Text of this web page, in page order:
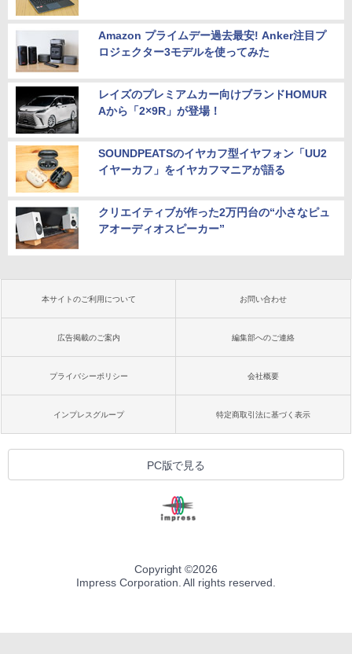
Amazon プライムデー過去最安! Anker注目プ
ロジェクター3モデルを使ってみた
レイズのプレミアムカー向けブランドHOMUR
Aから「2×9R」が登場！
SOUNDPEATSのイヤカフ型イヤフォン「UU2
イヤーカフ」をイヤカフマニアが語る
クリエイティブが作った2万円台の“小さなピュ
アオーディオスピーカー”
本サイトのご利用について お問い合わせ
広告掲載のご案内 編集部へのご連絡
プライバシーポリシー 会社概要
インプレスグループ 特定商取引法に基づく表示
PC版で見る
Copyright ©2026
Impress Corporation. All rights reserved.